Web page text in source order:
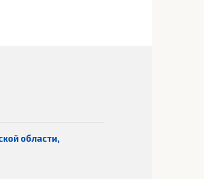
области,